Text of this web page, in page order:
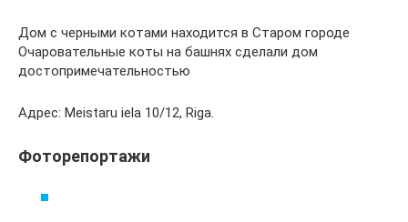
Дом с черными котами находится в Старом городе
Очаровательные коты на башнях сделали дом
достопримечательностью
Адрес: Meistaru iela 10/12, Riga.
Фоторепортажи